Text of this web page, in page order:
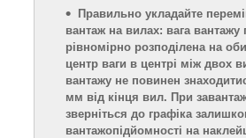
Правильно укладайте
вантаж на вилах: вага вантажу
рівномірно розподілена на
центр ваги в центрі між двох
вантажу не повинен
мм від кінця вил. При
зверніться до графіка
вантажопідйомності на